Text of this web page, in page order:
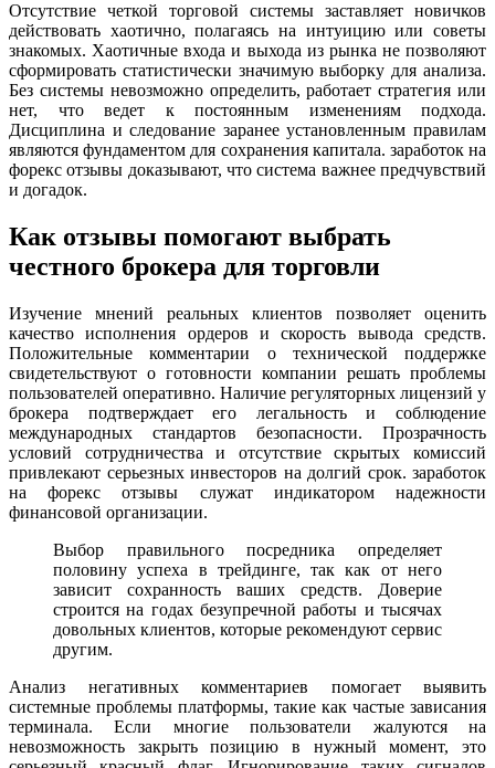
Отсутствие четкой торговой системы заставляет новичков
действовать хаотично, полагаясь на интуицию или советы
знакомых. Хаотичные входа и выхода из рынка не позволяют
сформировать статистически значимую выборку для анализа.
Без системы невозможно определить, работает стратегия или
нет, что ведет к постоянным изменениям подхода.
Дисциплина и следование заранее установленным правилам
являются фундаментом для сохранения капитала. заработок на
форекс отзывы доказывают, что система важнее предчувствий
и догадок.
Как отзывы помогают выбрать
честного брокера для торговли
Изучение мнений реальных клиентов позволяет оценить
качество исполнения ордеров и скорость вывода средств.
Положительные комментарии о технической поддержке
свидетельствуют о готовности компании решать проблемы
пользователей оперативно. Наличие регуляторных лицензий у
брокера подтверждает его легальность и соблюдение
международных стандартов безопасности. Прозрачность
условий сотрудничества и отсутствие скрытых комиссий
привлекают серьезных инвесторов на долгий срок. заработок
на форекс отзывы служат индикатором надежности
финансовой организации.
Выбор правильного посредника определяет
половину успеха в трейдинге, так как от него
зависит сохранность ваших средств. Доверие
строится на годах безупречной работы и тысячах
довольных клиентов, которые рекомендуют сервис
другим.
Анализ негативных комментариев помогает выявить
системные проблемы платформы, такие как частые зависания
терминала. Если многие пользователи жалуются на
невозможность закрыть позицию в нужный момент, это